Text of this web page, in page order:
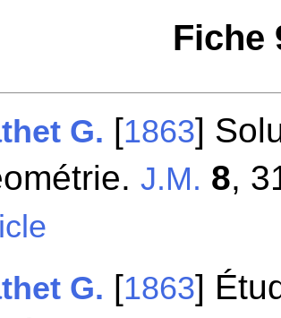
Fiche
G. [1863]
J.M. 8,
G. [1863]